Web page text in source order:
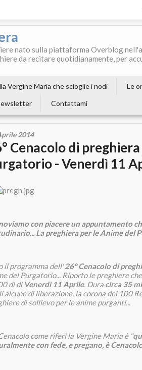
nato sulla piattaforma Overblog
da recitare quotidianamente, per
Vergine Maria che scioglie i nodi
Le
Contattami
2014
Cenacolo di
- Venerdì 11
con piacere un appuntamento
La preghiera per le Anime del
il programma dell'26° Cenacolo di
del Purgatorio... Riporto le preghiere
di di Venerdì 11 Aprile. Dura circa 35
alcune di liberazione, la corona dei 100
di sollievo per le anime purganti...
come riferì la Vergine Maria è "
con fede, e pregano, è